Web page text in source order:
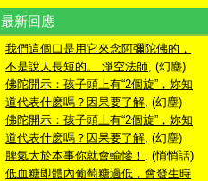
最新回應
我們這個口是用它來念阿彌陀佛的，
不是說人長短的。 淨空法師, (幻塵)
佛陀開示：孩子頭上有“2個旋”，妳知
道代表什麽嗎？因果要了解, (幻塵)
佛陀開示：孩子頭上有“2個旋”，妳知
道代表什麽嗎？因果要了解, (幻塵)
脾氣大於本事你就會輸慘！ , (悄悄話)
低血糖即體內葡萄糖過低，會發生時